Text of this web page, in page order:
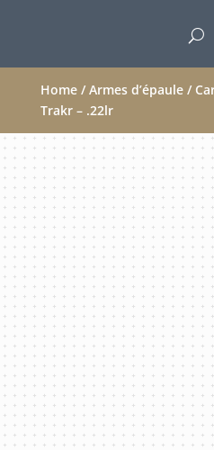
Home/ Armes d’épaule/
Trakr – .22lr